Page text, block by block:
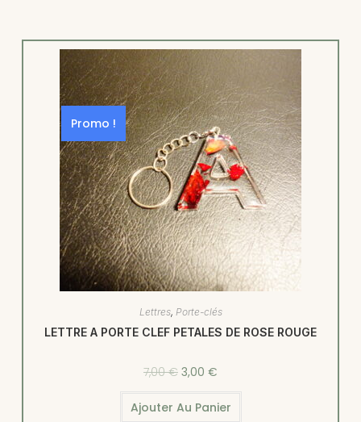
Promo !
Lettres, Porte-clés
LETTRE A PORTE CLEF PETALES DE ROSE ROUGE
7,00€ 3,00 €
Ajouter Au Panier